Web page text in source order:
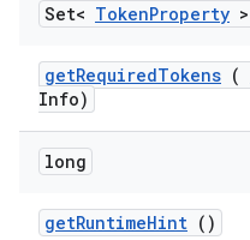
Set< TokenProperty >
getRequiredTokens (
Info)
long
getRuntimeHint ()